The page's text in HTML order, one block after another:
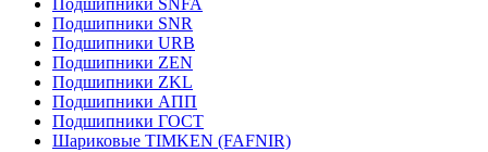
Подшипники SNFA
Подшипники SNR
Подшипники URB
Подшипники ZEN
Подшипники ZKL
Подшипники АПП
Подшипники ГОСТ
Шариковые ТІMKEN (FAFNIR)